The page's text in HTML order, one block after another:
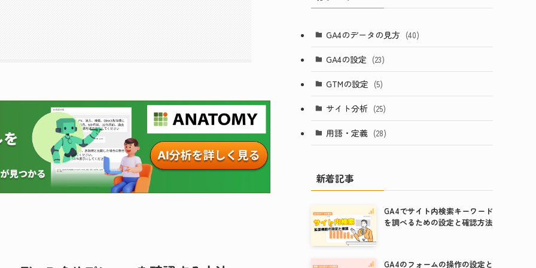
GA4のデータの見方 (40)
GA4の設定 (23)
GTMの設定 (5)
サイト分析 (25)
用語・定義 (28)
新着記事
GA4でサイト内検索キーワード
を調べるための設定と確認方法
GA4のフォームの操作の設定と